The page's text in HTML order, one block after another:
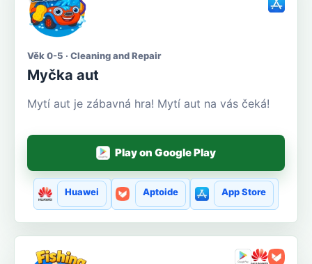
Věk 0-5 · Cleaning and Repair
Myčka aut
Mytí aut je zábavná hra! Mytí aut na vás čeká!
Play on Google Play
Huawei Aptoide App Store